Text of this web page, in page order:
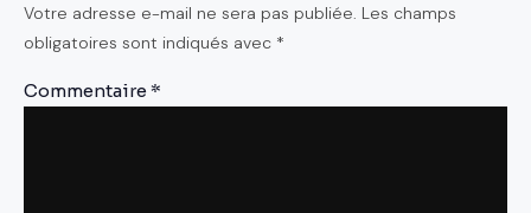
Votre adresse e-mail ne sera pas publiée. Les champs
obligatoires sont indiqués avec *
Commentaire*